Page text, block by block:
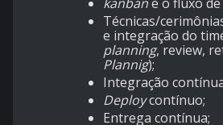
Técnicas/
e integração do time
planning, review,
Plannig);
Integração
Deploycontínuo;
Entrega contínua;